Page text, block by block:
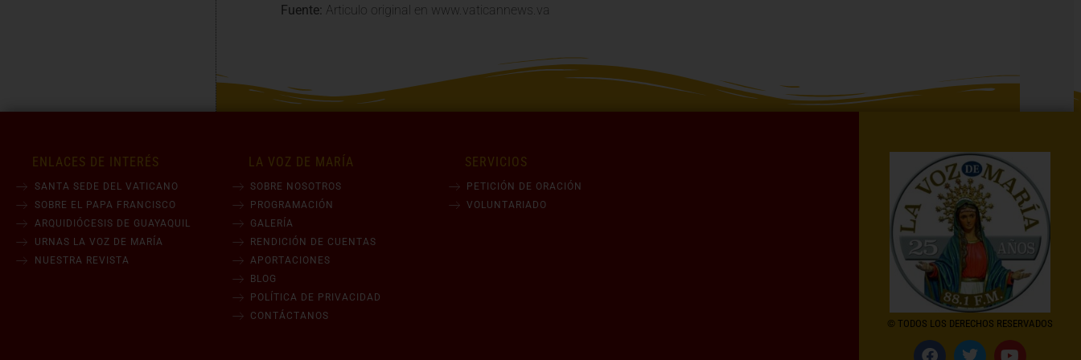
Fuente: Articulo original en www.vaticannews.va
ENLACES DE INTERÉS
SANTA SEDE DEL VATICANO
SOBRE EL PAPA FRANCISCO
ARQUIDIÓCESIS DE GUAYAQUIL
URNAS LA VOZ DE MARÍA
NUESTRA REVISTA
LA VOZ DE MARÍA
SOBRE NOSOTROS
PROGRAMACIÓN
GALERÍA
RENDICIÓN DE CUENTAS
APORTACIONES
BLOG
POLÍTICA DE PRIVACIDAD
CONTÁCTANOS
SERVICIOS
PETICIÓN DE ORACIÓN
VOLUNTARIADO
© TODOS LOS DERECHOS RESERVADOS